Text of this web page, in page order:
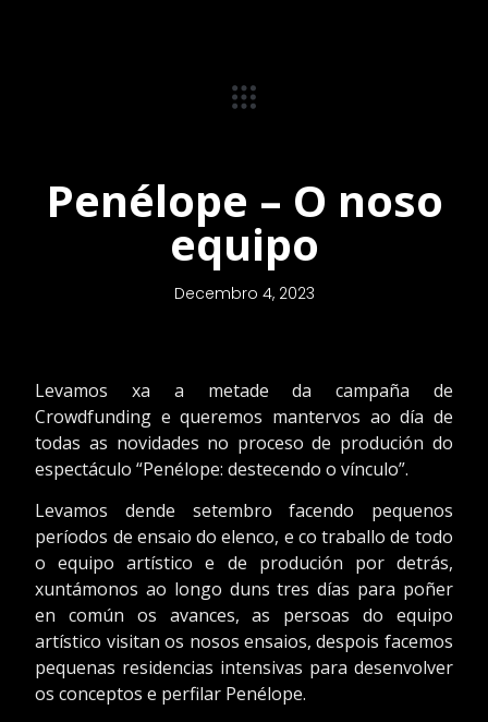
Penélope – O noso
equipo
Decembro 4, 2023
Levamos xa a metade da campaña de
Crowdfunding e queremos mantervos ao día de
todas as novidades no proceso de produción do
espectáculo “Penélope: destecendo o vínculo”.
Levamos dende setembro facendo pequenos
períodos de ensaio do elenco, e co traballo de todo
o equipo artístico e de produción por detrás,
xuntámonos ao longo duns tres días para poñer
en común os avances, as persoas do equipo
artístico visitan os nosos ensaios, despois facemos
pequenas residencias intensivas para desenvolver
os conceptos e perfilar Penélope.